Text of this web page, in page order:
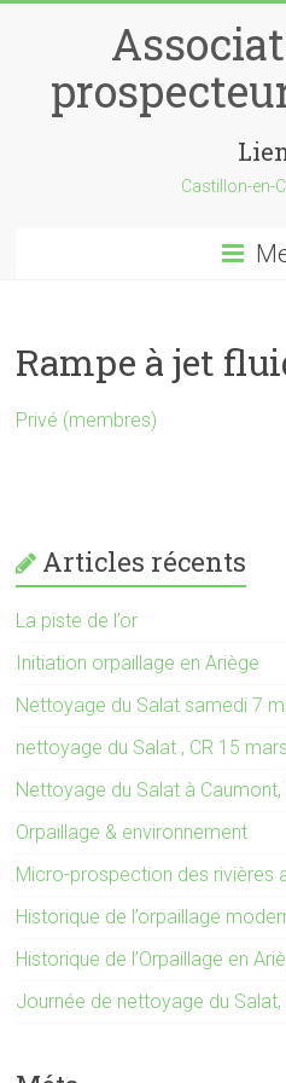
Castillon-en-
Rampe à jet
Privé (membres)
Articles récents
La piste de l’or
Initiation orpaillage en Ariège
Nettoyage du Salat samedi 7
nettoyage du Salat , CR 15
Nettoyage du Salat à
Orpaillage & environnement
Micro-prospection des rivières
Historique de l’orpaillage
Historique de l’Orpaillage en
Journée de nettoyage du